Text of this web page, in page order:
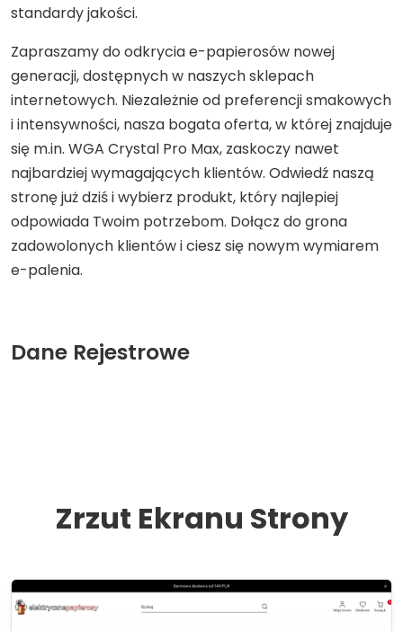
standardy jakości.
Zapraszamy do odkrycia e-papierosów nowej
generacji, dostępnych w naszych sklepach
internetowych. Niezależnie od preferencji smakowych
i intensywności, nasza bogata oferta, w której znajduje
się m.in. WGA Crystal Pro Max, zaskoczy nawet
najbardziej wymagających klientów. Odwiedź naszą
stronę już dziś i wybierz produkt, który najlepiej
odpowiada Twoim potrzebom. Dołącz do grona
zadowolonych klientów i ciesz się nowym wymiarem
e-palenia.
Dane Rejestrowe
Zrzut Ekranu Strony